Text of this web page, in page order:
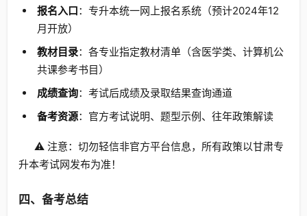
报名入口：专升本统一网上报名系统（预计2024年12
月开放）
教材目录：各专业指定教材清单（含医学类、计算机公
共课参考书目）
成绩查询：考试后成绩及录取结果查询通道
备考资源：官方考试说明、题型示例、往年政策解读
⚠️ 注意：切勿轻信非官方平台信息，所有政策以甘肃专
升本考试网发布为准！
四、备考总结